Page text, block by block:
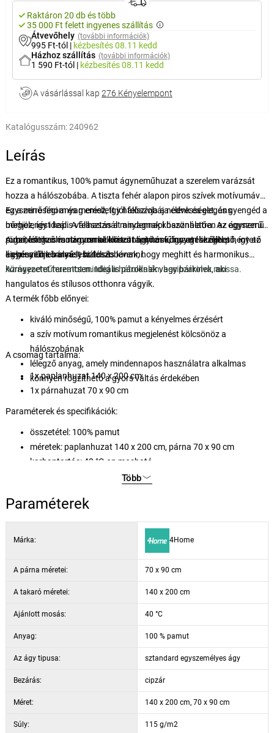
Raktáron 20 db és több
35 000 Ft felett ingyenes szállítás
Átvevőhely (további információk)
995 Ft-tól | kézbesítés08.11 kedd
Házhoz szállítás (további információk)
1 590 Ft-tól | kézbesítés08.11 kedd
A vásárlással kap 276 Kényelempont
Katalógusszám:240962
Leírás
Ez a romantikus, 100% pamut ágyneműhuzat a szerelem varázsát
hozza a hálószobába. A tiszta fehér alapon piros szívek motívumával
egyszerre finom és merész, így hálószobája élénk és elegáns
megjelenést kap. A felhasznált anyagnak köszönhetően az ágynemű
puha, lélegző és nagyon kellemes tapintású, így egész éjjel pihentető
és kényelmes alvást biztosít.
Ez a minőségi anyag emellett jól felszívja a nedvességet, és gyengéd a
bőrhöz, így ideális választás a mindennapi használatra. Az egyszerű
rögzítési mechanizmusnak köszönhetően könnyen kezelhető, így az
ágyneműt könnyű lesz fel- és levenni.
A romantikus motívummal ellátott ágyneműhuzat tökéletes
kiegészítője bármely hálószobának, hogy meghitt és harmonikus
környezetet teremtsen. Ideális pároknak vagy bárkinek, aki
hangulatos és stílusos otthonra vágyik.
Az ágyneműhuzatot mindig a hátoldalán, becipzárolva mossa.
A termék főbb előnyei:
kiváló minőségű, 100% pamut a kényelmes érzésért
a szív motívum romantikus megjelenést kölcsönöz a
hálószobának
lélegző anyag, amely mindennapos használatra alkalmas
könnyen rögzíthető a gyors váltás érdekében
A csomag tartalma:
1x paplanhuzat 140 x 200 cm
1x párnahuzat 70 x 90 cm
Paraméterek és specifikációk:
összetétel: 100% pamut
méretek: paplanhuzat 140 x 200 cm, párna 70 x 90 cm
karbantartás: 40 °C-on mosható
Több
Paraméterek
Márka: 4Home
A párna méretei: 70 x 90 cm
A takaró méretei: 140 x 200 cm
Ajánlott mosás: 40 °C
Anyag: 100 % pamut
Az ágy tipusa: sztandard egyszemélyes ágy
Bezárás: cipzár
Méret: 140 x 200 cm, 70 x 90 cm
Súly: 115 g/m2